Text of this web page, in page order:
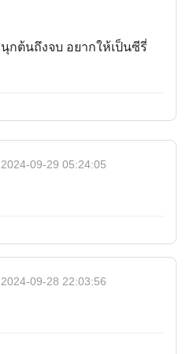
กต้นถึงจบ อยากให้เป็นซีรี่
2024-09-29 05:24:05
2024-09-28 22:03:56